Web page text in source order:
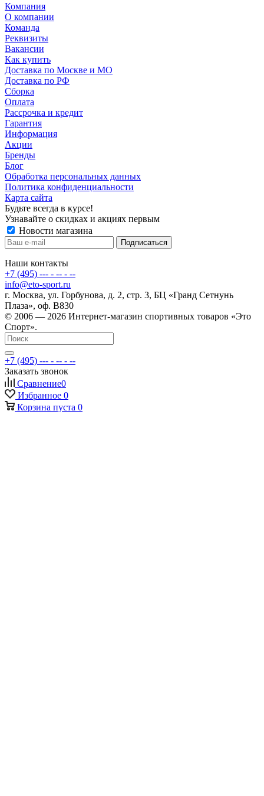
Компания
О компании
Команда
Реквизиты
Вакансии
Как купить
Доставка по Москве и МО
Доставка по РФ
Сборка
Оплата
Рассрочка и кредит
Гарантия
Информация
Акции
Бренды
Блог
Обработка персональных данных
Политика конфиденциальности
Карта сайта
Будьте всегда в курсе!
Узнавайте о скидках и акциях первым
Новости магазина
Наши контакты
+7 (495) --- - -- - --
info@eto-sport.ru
г. Москва, ул. Горбунова, д. 2, стр. 3, БЦ «Гранд Сетнунь
Плаза», оф. В830
© 2006 — 2026 Интернет-магазин спортивных товаров «Это
Спорт».
+7 (495) --- - -- - --
Заказать звонок
Сравнение0
Избранное 0
Корзина пуста 0